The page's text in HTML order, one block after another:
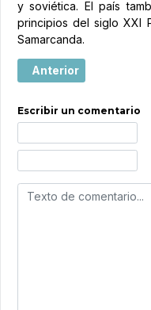
y soviética. El país
principios del siglo XXI
Samarcanda.
Artículo anterior:
Anterior
Escribir un comentario